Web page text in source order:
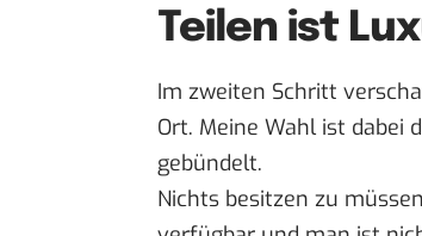
Teilen ist
Im zweiten Schritt
Ort. Meine Wahl ist dabei
gebündelt.
Nichts besitzen zu